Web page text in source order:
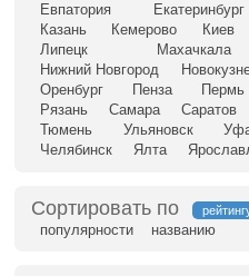
Евпатория
Екатеринбург
Казань
Кемерово Киев
Липецк
Махачкала
Нижний Новгород
Оренбург
Пенза Пермь
Рязань
Самара Саратов
Тюмень
Ульяновск
Челябинск
Ялта
Сортировать по
популярности
названию